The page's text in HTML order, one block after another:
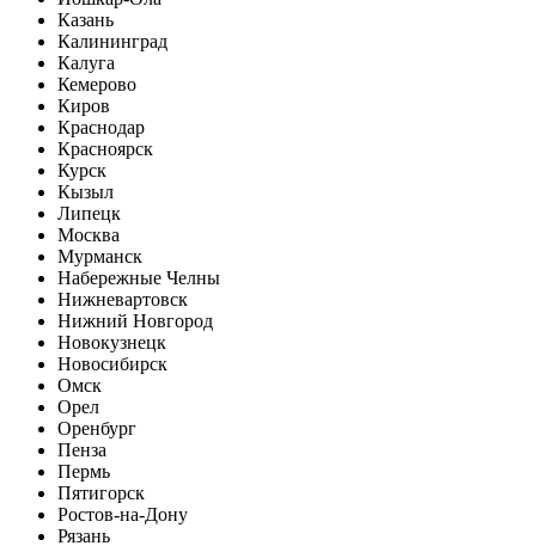
Казань
Калининград
Калуга
Кемерово
Киров
Краснодар
Красноярск
Курск
Кызыл
Липецк
Москва
Мурманск
Набережные Челны
Нижневартовск
Нижний Новгород
Новокузнецк
Новосибирск
Омск
Орел
Оренбург
Пенза
Пермь
Пятигорск
Ростов-на-Дону
Рязань